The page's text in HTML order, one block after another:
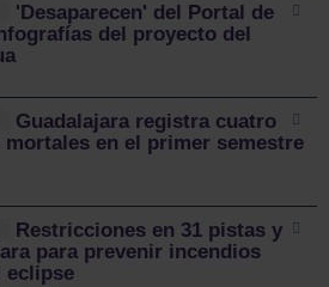
'Desaparecen' del Portal de
del proyecto del
Guadalajara registra cuatro
en el primer semestre
Restricciones en 31 pistas y
para prevenir incendios
eclipse